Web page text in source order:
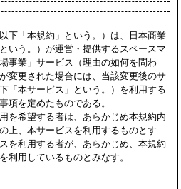
下「本規約」という。）は、日本商業
いう。）が運営・提供するスペースマ
事業」サービス（理由の如何を問わ
変更された場合には、当該変更後のサ
「本サービス」という。）を利用する
項を定めたものである。
を希望する者は、あらかじめ本規約内
上、本サービスを利用するものとす
を利用する者が、あらかじめ、本規約
利用しているものとみなす。